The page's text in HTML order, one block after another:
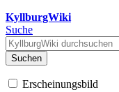
KyllburgWiki
Suche
Suchen
Erscheinungsbild